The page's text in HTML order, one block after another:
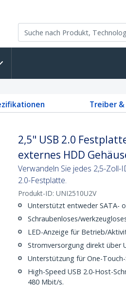
Treiber
2,5" USB 2.0
externes HDD
Verwandeln Sie jedes 2,5-Zoll-
2.0-Festplatte.
Produkt-ID: UNI2510U2V
Unterstützt entweder SATA-
Schraubenloses/
LED-Anzeige für Betrieb/
Stromversorgung direkt über
Unterstützung für One-
High-Speed USB 2.0-Host-
480 Mbit/s.